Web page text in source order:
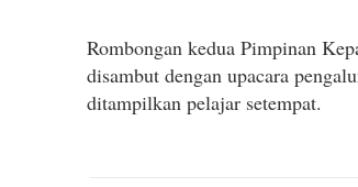
Rombongan kedua Pimpinan
disambut dengan upacara
ditampilkan pelajar setempat.